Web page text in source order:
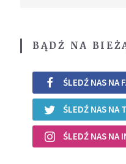
BĄDŹ NA
ŚLEDŹ NAS NA
ŚLEDŹ NAS NA
ŚLEDŹ NAS NA